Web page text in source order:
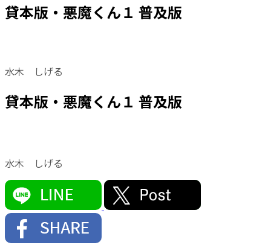
貸本版・悪魔くん１ 普及版
水木 しげる
貸本版・悪魔くん１ 普及版
水木 しげる